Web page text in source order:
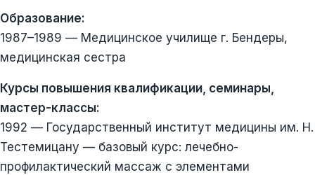
Образование:
1987–1989 — Медицинское училище г. Бендеры,
медицинская сестра
Курсы повышения квалификации, семинары,
мастер-классы:
1992 — Государственный институт медицины им. Н.
Тестемицану — базовый курс: лечебно-
профилактический массаж с элементами